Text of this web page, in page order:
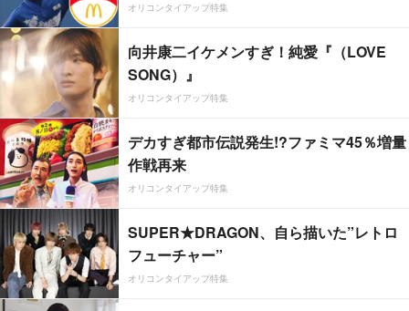
オリコンタイアップ特集
向井康二イケメンすぎ！純愛『（LOVE
SONG）』
オリコンタイアップ特集
デカすぎ都市伝説発生!?ファミマ45％増量
作戦再来
オリコンタイアップ特集
SUPER★DRAGON、自ら描いた”レトロ
フューチャー”
オリコンタイアップ特集